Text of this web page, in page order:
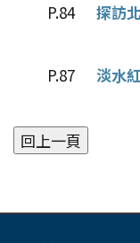
P.84 探訪
P.87 淡水